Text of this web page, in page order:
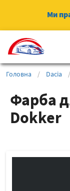
Ми
Головна / Dacia /
Фарба
Dokker